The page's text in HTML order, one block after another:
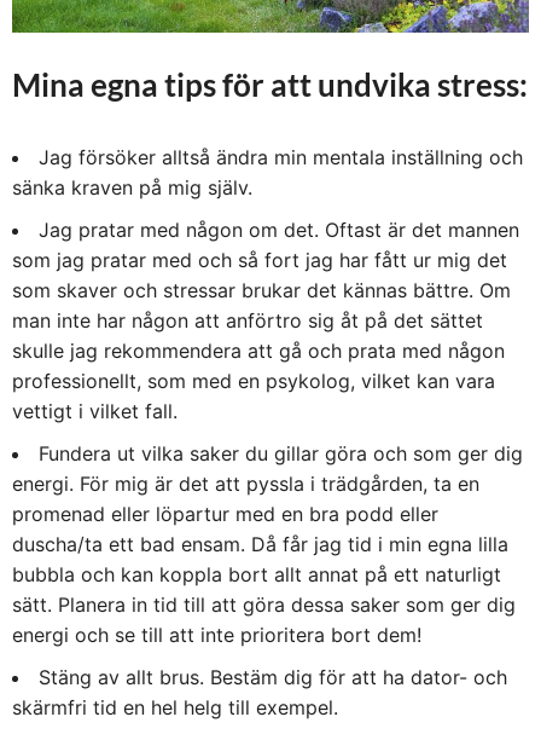
Mina egna tips för att undvika stress:
Jag försöker alltså ändra min mentala inställning och
sänka kraven på mig själv.
Jag pratar med någon om det. Oftast är det mannen
som jag pratar med och så fort jag har fått ur mig det
som skaver och stressar brukar det kännas bättre. Om
man inte har någon att anförtro sig åt på det sättet
skulle jag rekommendera att gå och prata med någon
professionellt, som med en psykolog, vilket kan vara
vettigt i vilket fall.
Fundera ut vilka saker du gillar göra och som ger dig
energi. För mig är det att pyssla i trädgården, ta en
promenad eller löpartur med en bra podd eller
duscha/ta ett bad ensam. Då får jag tid i min egna lilla
bubbla och kan koppla bort allt annat på ett naturligt
sätt. Planera in tid till att göra dessa saker som ger dig
energi och se till att inte prioritera bort dem!
Stäng av allt brus. Bestäm dig för att ha dator- och
skärmfri tid en hel helg till exempel.